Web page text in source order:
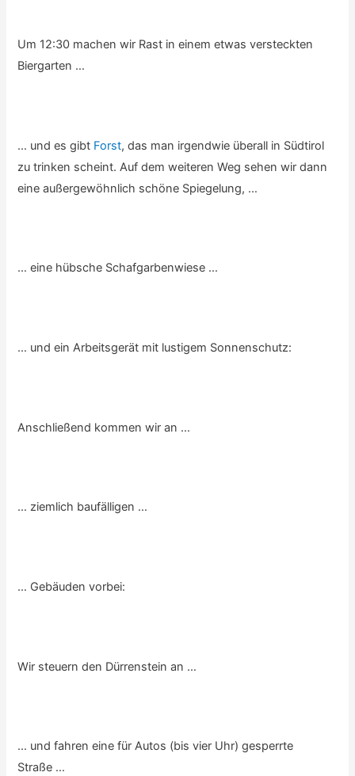
Um 12:30 machen wir Rast in einem etwas versteckten
Biergarten …
… und es gibt Forst, das man irgendwie überall in Südtirol
zu trinken scheint. Auf dem weiteren Weg sehen wir dann
eine außergewöhnlich schöne Spiegelung, …
… eine hübsche Schafgarbenwiese …
… und ein Arbeitsgerät mit lustigem Sonnenschutz:
Anschließend kommen wir an …
… ziemlich baufälligen …
… Gebäuden vorbei:
Wir steuern den Dürrenstein an …
… und fahren eine für Autos (bis vier Uhr) gesperrte
Straße …